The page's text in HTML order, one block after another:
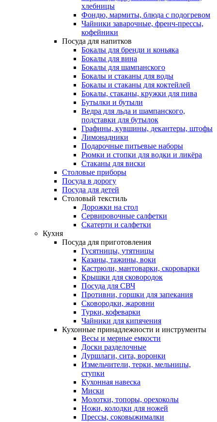
хлебницы
Фондю, мармиты, блюда с подогревом
Чайники заварочные, френч-прессы,
кофейники
Посуда для напитков
Бокалы для бренди и коньяка
Бокалы для вина
Бокалы для шампанского
Бокалы и стаканы для воды
Бокалы и стаканы для коктейлей
Бокалы, стаканы, кружки для пива
Бутылки и бутыли
Ведра для льда и шампанского,
подставки для бутылок
Графины, кувшины, декантеры, штофы
Лимонадники
Подарочные питьевые наборы
Рюмки и стопки для водки и ликёра
Стаканы для виски
Столовые приборы
Посуда в дорогу
Посуда для детей
Столовый текстиль
Дорожки на стол
Сервировочные салфетки
Скатерти и салфетки
Кухня
Посуда для приготовления
Гусятницы, утятницы
Казаны, тажины, воки
Кастрюли, мантоварки, скороварки
Крышки для сковородок
Посуда для СВЧ
Противни, горшки для запекания
Сковородки, жаровни
Турки, кофеварки
Чайники для кипячения
Кухонные принадлежности и инструменты
Весы и мерные емкости
Доски разделочные
Дуршлаги, сита, воронки
Измельчители, терки, мельницы,
ступки
Кухонная навеска
Миски
Молотки, топоры, орехоколы
Ножи, колодки для ножей
Прессы, соковыжималки